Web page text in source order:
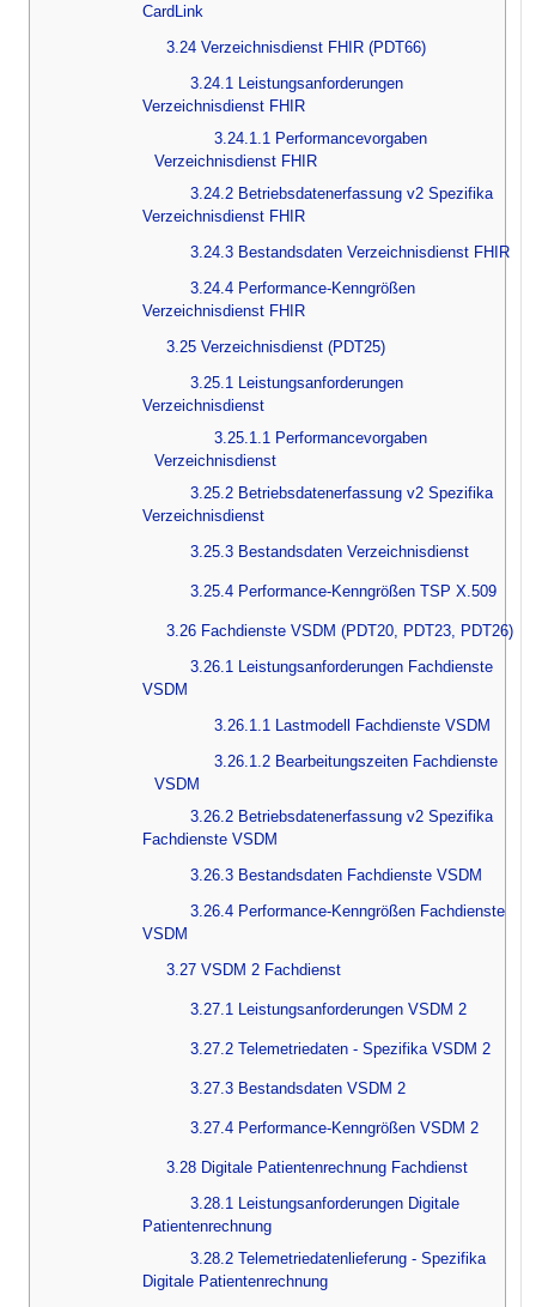
CardLink
3.24 Verzeichnisdienst FHIR (PDT66)
3.24.1 Leistungsanforderungen
Verzeichnisdienst FHIR
3.24.1.1 Performancevorgaben
Verzeichnisdienst FHIR
3.24.2 Betriebsdatenerfassung v2 Spezifika
Verzeichnisdienst FHIR
3.24.3 Bestandsdaten Verzeichnisdienst FHIR
3.24.4 Performance-Kenngrößen
Verzeichnisdienst FHIR
3.25 Verzeichnisdienst (PDT25)
3.25.1 Leistungsanforderungen
Verzeichnisdienst
3.25.1.1 Performancevorgaben
Verzeichnisdienst
3.25.2 Betriebsdatenerfassung v2 Spezifika
Verzeichnisdienst
3.25.3 Bestandsdaten Verzeichnisdienst
3.25.4 Performance-Kenngrößen TSP X.509
3.26 Fachdienste VSDM (PDT20, PDT23, PDT26)
3.26.1 Leistungsanforderungen Fachdienste
VSDM
3.26.1.1 Lastmodell Fachdienste VSDM
3.26.1.2 Bearbeitungszeiten Fachdienste
VSDM
3.26.2 Betriebsdatenerfassung v2 Spezifika
Fachdienste VSDM
3.26.3 Bestandsdaten Fachdienste VSDM
3.26.4 Performance-Kenngrößen Fachdienste
VSDM
3.27 VSDM 2 Fachdienst
3.27.1 Leistungsanforderungen VSDM 2
3.27.2 Telemetriedaten - Spezifika VSDM 2
3.27.3 Bestandsdaten VSDM 2
3.27.4 Performance-Kenngrößen VSDM 2
3.28 Digitale Patientenrechnung Fachdienst
3.28.1 Leistungsanforderungen Digitale
Patientenrechnung
3.28.2 Telemetriedatenlieferung - Spezifika
Digitale Patientenrechnung